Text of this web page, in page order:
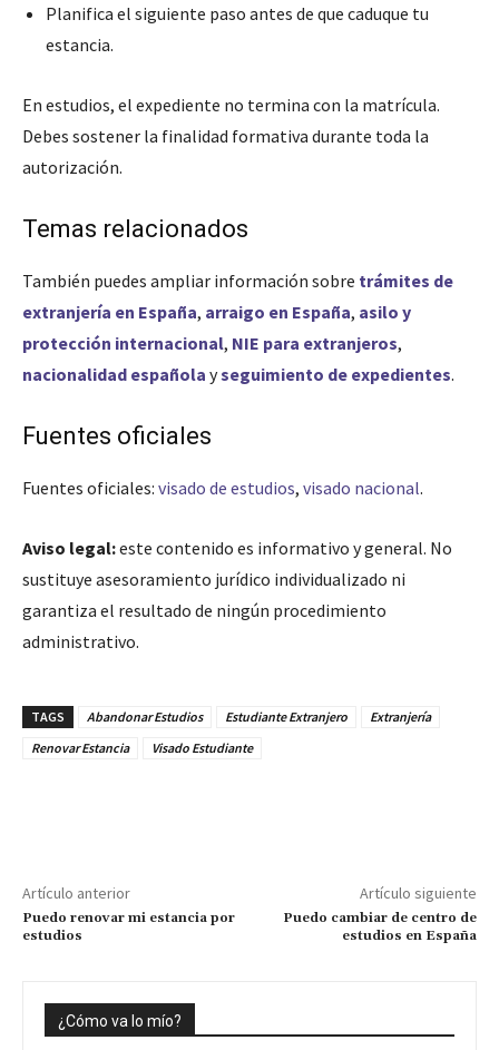
Planifica el siguiente paso antes de que caduque tu
estancia.
En estudios, el expediente no termina con la matrícula.
Debes sostener la finalidad formativa durante toda la
autorización.
Temas relacionados
También puedes ampliar información sobre trámites de
extranjería en España, arraigo en España, asilo y
protección internacional, NIE para extranjeros,
nacionalidad española yseguimiento de expedientes.
Fuentes oficiales
Fuentes oficiales: visado de estudios, visado nacional.
Aviso legal:este contenido es informativo y general. No
sustituye asesoramiento jurídico individualizado ni
garantiza el resultado de ningún procedimiento
administrativo.
TAGS Abandonar Estudios Estudiante Extranjero
Extranjería
Renovar Estancia
Visado Estudiante
Artículo anterior
Puedo renovar mi estancia por
estudios
Artículo siguiente
Puedo cambiar de centro de
estudios en España
¿Cómo va lo mío?